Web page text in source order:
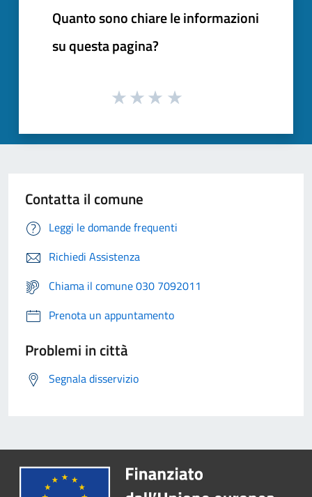
Quanto sono chiare le informazioni
su questa pagina?
Contatta il comune
Leggi le domande frequenti
Richiedi Assistenza
Chiama il comune 030 7092011
Prenota un appuntamento
Problemi in città
Segnala disservizio